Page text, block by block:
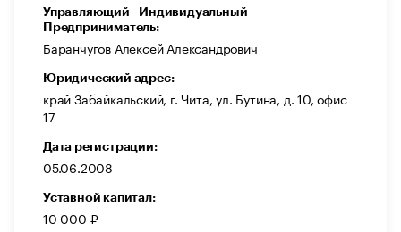
Управляющий - Индивидуальный
Предприниматель:
Баранчугов Алексей Александрович
Юридический адрес:
край Забайкальский, г. Чита, ул. Бутина, д. 10, офис
17
Дата регистрации:
05.06.2008
Уставной капитал:
10 000 ₽